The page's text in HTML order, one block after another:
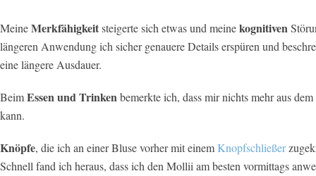
MeineMerkfähigkeitsteigerte sich etwas und meinekognitiven
längeren Anwendung ich sicher genauere Details erspüren und
eine längere Ausdauer.
BeimEssen und Trinkenbemerkte ich, dass mir nichts mehr aus
kann.
Knöpfe, die ich an einer Bluse vorher mit einemKnopfschließer
Schnell fand ich heraus, dass ich den Mollii am besten vormittags